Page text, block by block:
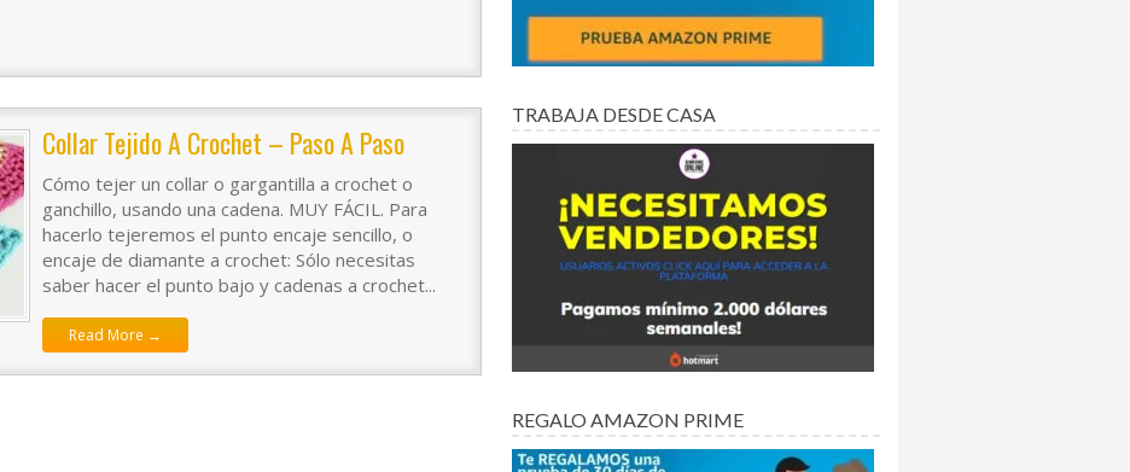
Collar Tejido A Crochet – Paso A Paso
Cómo tejer un collar o gargantilla a crochet o
ganchillo, usando una cadena. MUY FÁCIL. Para
hacerlo tejeremos el punto encaje sencillo, o
encaje de diamante a crochet: Sólo necesitas
saber hacer el punto bajo y cadenas a crochet...
Read More →
TRABAJA DESDE CASA
REGALO AMAZON PRIME